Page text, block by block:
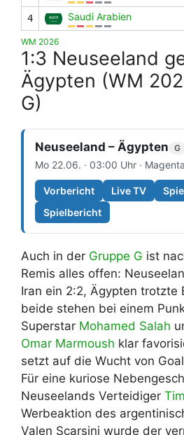
4 Saudi Arabien
WM 2026
1:3 Neuseeland
Ägypten (WM
G)
Neuseeland – Ägypten G
Mo 22.06. · 03:00 Uhr ·
Vorbericht Live TV
Spielbericht
Auch in der Gruppe G ist
Remis alles offen:
Iran ein 2:2, Ägypten trotzte
beide stehen bei einem
Superstar Mohamed Salah
Omar Marmoush klar
setzt auf die Wucht von
Für eine kuriose
Neuseelands Verteidiger
Werbeaktion des
Valen Scarsini wurde der